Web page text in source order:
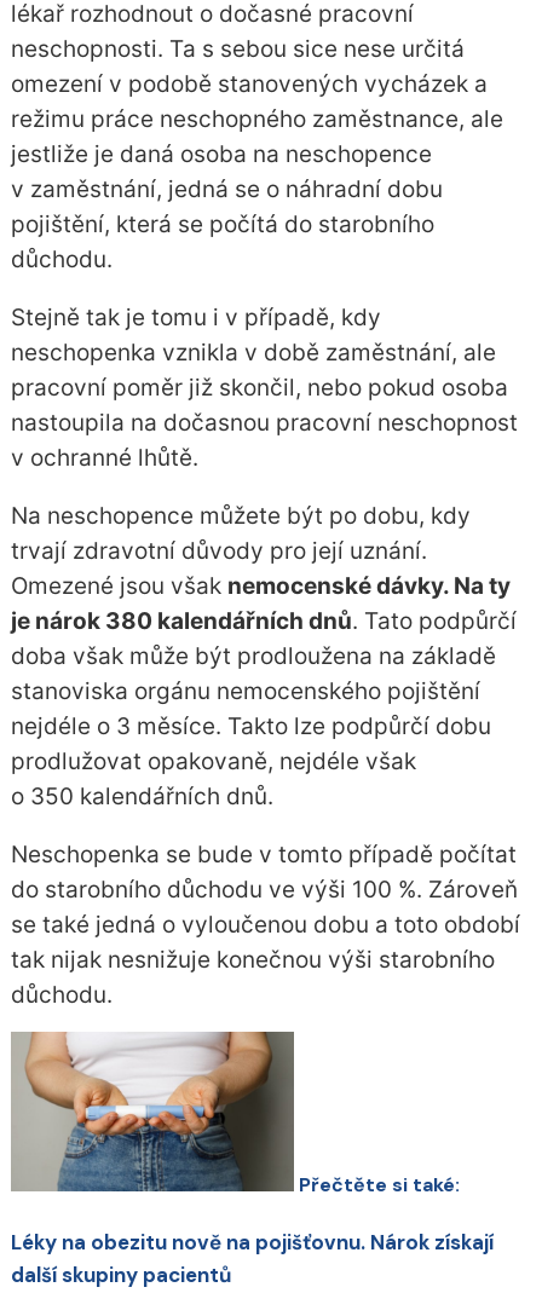
lékař rozhodnout o dočasné pracovní
neschopnosti. Ta s sebou sice nese určitá
omezení v podobě stanovených vycházek a
režimu práce neschopného zaměstnance, ale
jestliže je daná osoba na neschopence
v zaměstnání, jedná se o náhradní dobu
pojištění, která se počítá do starobního
důchodu.
Stejně tak je tomu i v případě, kdy
neschopenka vznikla v době zaměstnání, ale
pracovní poměr již skončil, nebo pokud osoba
nastoupila na dočasnou pracovní neschopnost
v ochranné lhůtě.
Na neschopence můžete být po dobu, kdy
trvají zdravotní důvody pro její uznání.
Omezené jsou však nemocenské dávky. Na ty
je nárok 380 kalendářních dnů. Tato podpůrčí
doba však může být prodloužena na základě
stanoviska orgánu nemocenského pojištění
nejdéle o 3 měsíce. Takto lze podpůrčí dobu
prodlužovat opakovaně, nejdéle však
o 350 kalendářních dnů.
Neschopenka se bude v tomto případě počítat
do starobního důchodu ve výši 100 %. Zároveň
se také jedná o vyloučenou dobu a toto období
tak nijak nesnižuje konečnou výši starobního
důchodu.
Přečtěte si také:
Léky na obezitu nově na pojišťovnu. Nárok získají
další skupiny pacientů